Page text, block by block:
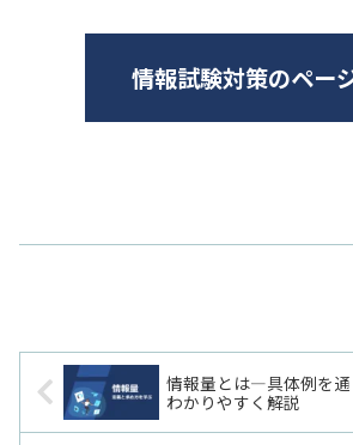
情報試験対策のペー
情報量とは―具体例を
わかりやすく解説